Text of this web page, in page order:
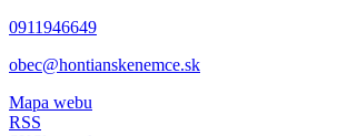
0911946649
obec@hontianskenemce.sk
Mapa webu
RSS